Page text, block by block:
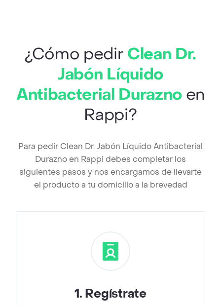
¿Cómo pedir Clean Dr.
Jabón Líquido
Antibacterial Durazno en
Rappi?
Para pedir Clean Dr. Jabón Líquido Antibacterial
Durazno en Rappi debes completar los
siguientes pasos y nos encargamos de llevarte
el producto a tu domicilio a la brevedad
1. Regístrate